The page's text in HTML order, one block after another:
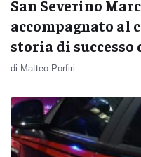
San Severino
accompagnato al
storia di successo
di Matteo Porfiri